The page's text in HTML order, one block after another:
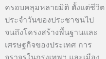
ครอบคลุมหลายมิติ ตั้งแต่ชีวิต
ประจำวันของประชาชนไป
จนถึงโครงสร้างพื้นฐานและ
เศรษฐกิจของประเทศ การ
จราจรในกรุงเทพฯ และเมือง